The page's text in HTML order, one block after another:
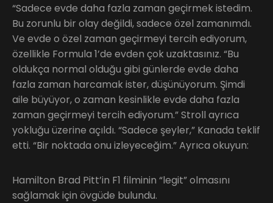
“Sadece evde daha fazla zaman geçirmek istedim.
Bu zorunlu bir olay değildi, sadece özel zamanımdı.
Ve evde o özel zaman geçirmeyi tercih ediyorum,
özellikle Formula 1’de evden çok uzaktasınız. “Bu
oldukça normal olduğu gibi günlerde evde daha
fazla zaman harcamak ister, düşünüyorum. Şimdi
aile büyüyor, o zaman kesinlikle evde daha fazla
zaman geçirmeyi tercih ediyorum.” Stroll ayrıca
yokluğu üzerine açıldı. “Sadece şeyler,” Kanada teklif
etti. “Bir noktada onu izleyeceğim.” Ayrıca okuyun:
Hamilton Brad Pitt’in F1 filminin “legit” olmasını
sağlamak için övgüde bulundu.